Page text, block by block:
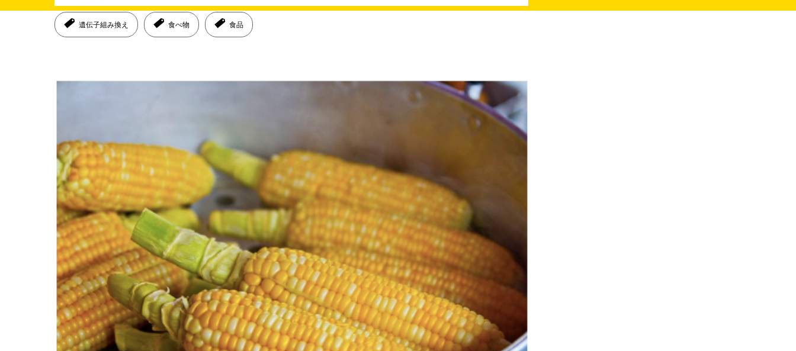
遺伝子組み換え 食べ物 食品